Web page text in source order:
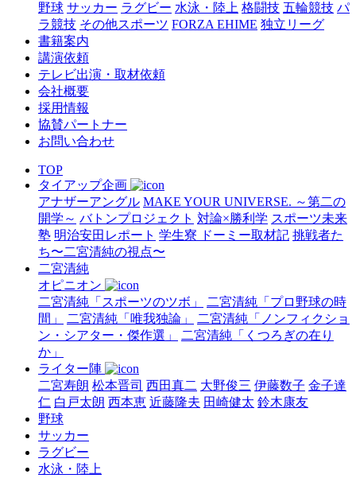
野球 サッカー ラグビー 水泳・陸上 格闘技 五輪競技 パ
ラ競技 その他スポーツ FORZA EHIME 独立リーグ
書籍案内
講演依頼
テレビ出演・取材依頼
会社概要
採用情報
協賛パートナー
お問い合わせ
TOP
タイアップ企画
アナザーアングル MAKE YOUR UNIVERSE. ～第二の
開学～ バトンプロジェクト 対論×勝利学 スポーツ未来
塾 明治安田レポート 学生寮 ドーミー取材記 挑戦者た
ち〜二宮清純の視点〜
二宮清純
オピニオン
二宮清純「スポーツのツボ」
二宮清純「プロ野球の時
間」
二宮清純「唯我独論」
二宮清純「ノンフィクショ
ン・シアター・傑作選」
二宮清純「くつろぎの在り
か」
ライター陣
二宮寿朗 松本晋司 西田真二 大野俊三 伊藤数子 金子達
仁 白戸太朗 西本恵 近藤隆夫 田崎健太 鈴木康友
野球
サッカー
ラグビー
水泳・陸上